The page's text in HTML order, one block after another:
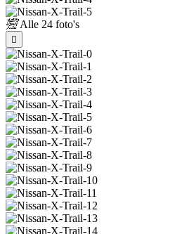
Alle 24 foto's